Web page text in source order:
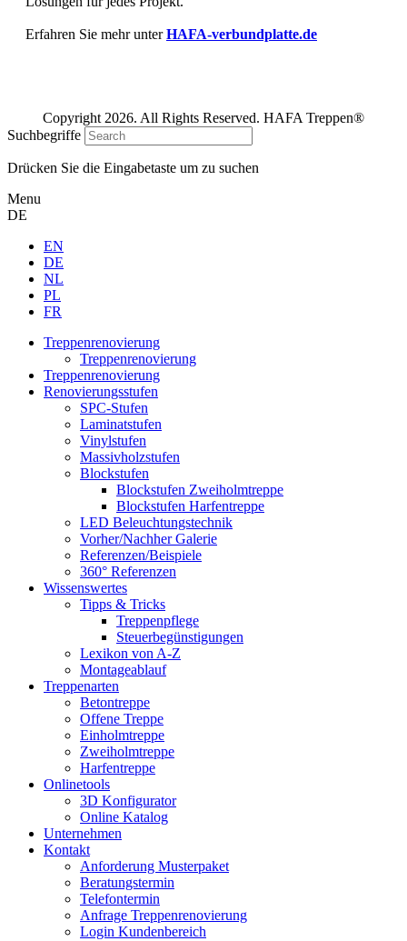
Erfahren Sie mehr unterHAFA-verbundplatte.de
Copyright 2026. All Rights Reserved. HAFA Treppen®
Suchbegriffe
Drücken Sie die Eingabetaste um zu suchen
Menu
DE
EN
DE
NL
PL
FR
Treppenrenovierung
Treppenrenovierung
Treppenrenovierung
Renovierungsstufen
SPC-Stufen
Laminatstufen
Vinylstufen
Massivholzstufen
Blockstufen
Blockstufen Zweiholmtreppe
Blockstufen Harfentreppe
LED Beleuchtungstechnik
Vorher/Nachher Galerie
Referenzen/Beispiele
360° Referenzen
Wissenswertes
Tipps & Tricks
Treppenpflege
Steuerbegünstigungen
Lexikon von A-Z
Montageablauf
Treppenarten
Betontreppe
Offene Treppe
Einholmtreppe
Zweiholmtreppe
Harfentreppe
Onlinetools
3D Konfigurator
Online Katalog
Unternehmen
Kontakt
Anforderung Musterpaket
Beratungstermin
Telefontermin
Anfrage Treppenrenovierung
Login Kundenbereich